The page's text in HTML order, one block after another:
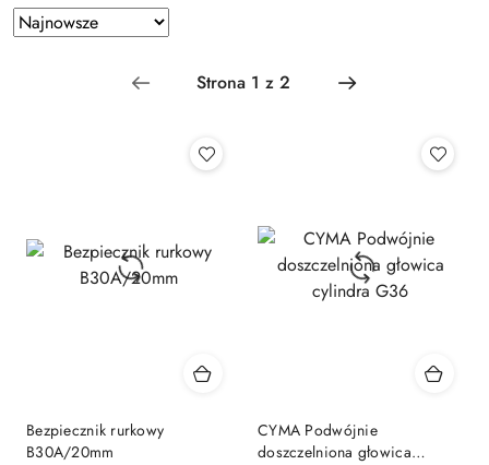
Zastosowano
sortowanie:
Sortuj
według
Bezpiecznik rurkowy
B30A/20mm
CYMA Podwójnie
doszczelniona głowica